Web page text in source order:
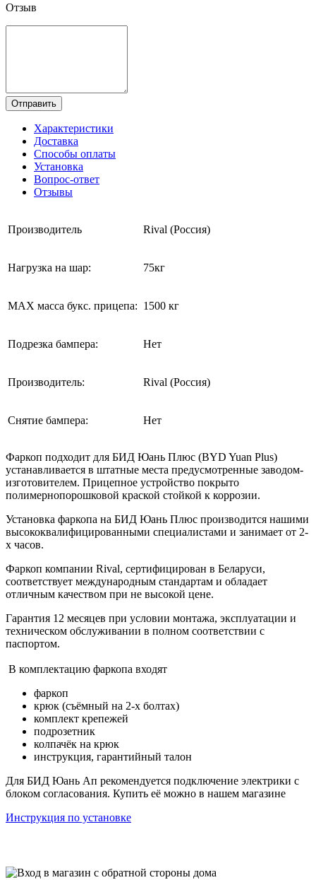
Отзыв
Отправить
Характеристики
Доставка
Способы оплаты
Установка
Вопрос-ответ
Отзывы
Производитель Rival (Россия)
Нагрузка на шар: 75кг
MAX масса букс. прицепа: 1500 кг
Подрезка бампера: Нет
Производитель: Rival (Россия)
Снятие бампера: Нет
Фаркоп подходит для БИД Юань Плюс (BYD Yuan Plus)
устанавливается в штатные места предусмотренные заводом-
изготовителем. Прицепное устройство покрыто
полимернопорошковой краской стойкой к коррозии.
Установка фаркопа на БИД Юань Плюс производится нашими
высококвалифицированными специалистами и занимает от 2-
х часов.
Фаркоп компании Rival, сертифицирован в Беларуси,
соответствует международным стандартам и обладает
отличным качеством при не высокой цене.
Гарантия 12 месяцев при условии монтажа, эксплуатации и
техническом обслуживании в полном соответствии с
паспортом.
В комплектацию фаркопа входят
фаркоп
крюк (съёмный на 2-х болтах)
комплект крепежей
подрозетник
колпачёк на крюк
инструкция, гарантийный талон
Для БИД Юань Ап рекомендуется подключение электрики с
блоком согласования. Купить её можно в нашем магазине
Инструкция по установке